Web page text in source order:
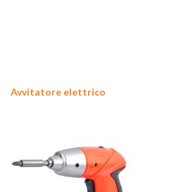
Avvitatore elettrico